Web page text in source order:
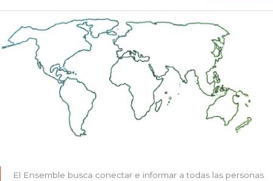
El Ensemble busca conectar e informar a todas las personas